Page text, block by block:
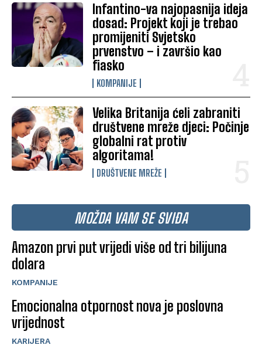
Infantino-va najopasnija ideja
dosad: Projekt koji je trebao
promijeniti Svjetsko
prvenstvo – i završio kao
fiasko
KOMPANIJE
Velika Britanija ćeli zabraniti
društvene mreže djeci: Počinje
globalni rat protiv
algoritama!
DRUŠTVENE MREŽE
MOŽDA VAM SE SVIĐA
Amazon prvi put vrijedi više od tri bilijuna
dolara
KOMPANIJE
Emocionalna otpornost nova je poslovna
vrijednost
KARIJERA